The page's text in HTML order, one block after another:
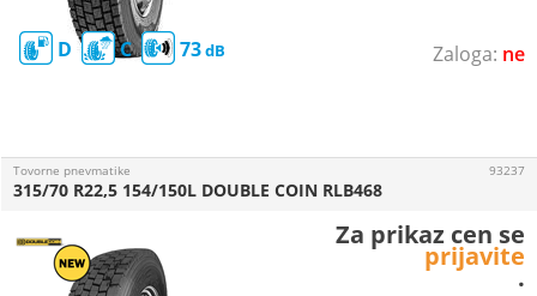
ne
D C 73
Tovorne pnevmatike
315/70 R22,5 154/150L DOUBLE COIN RLB468
93237
Za prikaz cen se
prijavite
.